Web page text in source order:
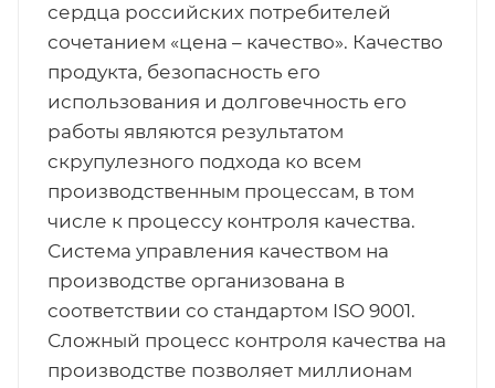
сердца российских потребителей
сочетанием «цена – качество». Качество
продукта, безопасность его
использования и долговечность его
работы являются результатом
скрупулезного подхода ко всем
производственным процессам, в том
числе к процессу контроля качества.
Система управления качеством на
производстве организована в
соответствии со стандартом ISO 9001.
Сложный процесс контроля качества на
производстве позволяет миллионам